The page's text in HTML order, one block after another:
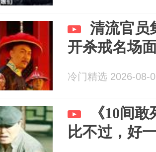
清流官员
开杀戒名场
冷门精选 2026-08-
《10间
比不过，好